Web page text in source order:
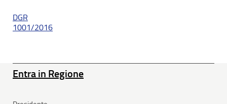
DGR
1001/2016
Entra in Regione